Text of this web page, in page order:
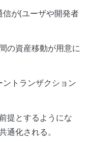
が(ユーザや開発者
の資産移動が用意に
トランザクション
提とするようにな
通化される。